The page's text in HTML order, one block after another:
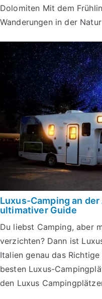
Dolomiten Mit dem
Wanderungen in der
Luxus-Camping an
ultimativer Guide
Du liebst Camping, aber
verzichten? Dann ist
Italien genau das
besten Luxus-
den Luxus